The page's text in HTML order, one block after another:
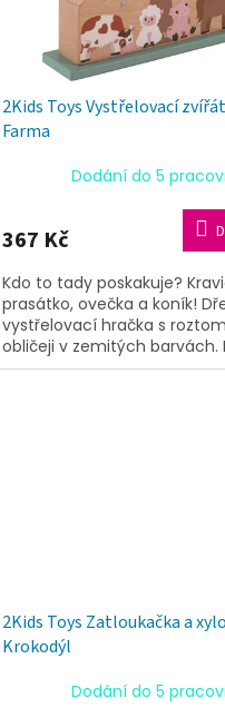
2Kids Toys Vystřelovací
Farma
Dodání do 5
367 Kč
Kdo to tady poskakuje?
prasátko, ovečka a koník!
vystřelovací hračka s
obličeji v zemitých barvách.
zvířátko zasunete do otvoru
2Kids Toys Zatloukačka a
Krokodýl
Dodání do 5